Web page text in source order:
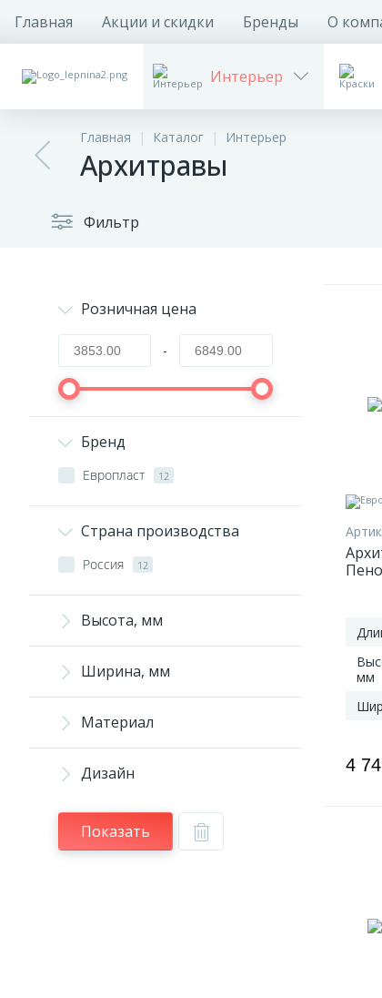
Главная Акции и скидки Бренды О
Интерьер
Главная Каталог Интерьер
Архитравы
Фильтр
Розничная цена
-
Бренд
Европласт 12
Страна производства
Россия 12
Высота, мм
Ширина, мм
Материал
Дизайн
Показать
мм
4